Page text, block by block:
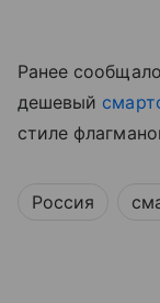
Ранее
дешевый
стиле
Россия